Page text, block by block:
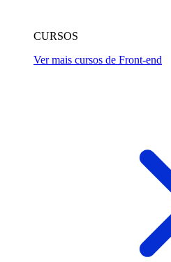
CURSOS
Ver mais cursos de Front-end